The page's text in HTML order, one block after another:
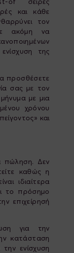
και κάθε
τον
ακόμη να
της
προσθέσετε
σας με τον
με μια
χρόνου
και
πώληση. Δεν
καθώς η
ιδιαίτερα
το πρόσημο
επιχείρησή
για την
κατάσταση
την ενίσχυση